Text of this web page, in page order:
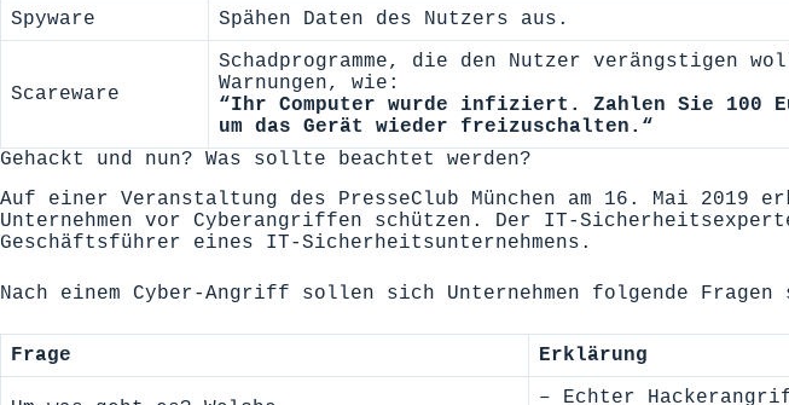
Spyware
Spähen Daten des Nutzers aus.
Scareware
Schadprogramme, die den Nutzer verängstigen
Warnungen, wie:
“Ihr Computer wurde infiziert. Zahlen Sie 100
um das Gerät wieder freizuschalten.“
Gehackt und nun? Was sollte beachtet werden?
Auf einer Veranstaltung des PresseClub München am 16. Mai 2019
Unternehmen vor Cyberangriffen schützen. Der IT-
Geschäftsführer eines IT-Sicherheitsunternehmens.
Nach einem Cyber-Angriff sollen sich Unternehmen folgende
Frage Erklärung
– Echter